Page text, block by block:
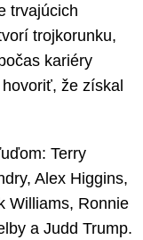
trvajúcich
trojkorunku,
kariéry
že získal
Terry
Alex Higgins,
Williams, Ronnie
a Judd Trump.